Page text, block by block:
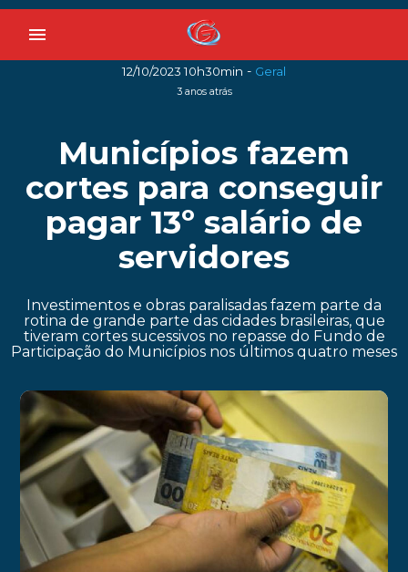
menu
12/10/2023 10h30min - Geral
3 anos atrás
Municípios fazem
cortes para conseguir
pagar 13º salário de
servidores
Investimentos e obras paralisadas fazem parte da
rotina de grande parte das cidades brasileiras, que
tiveram cortes sucessivos no repasse do Fundo de
Participação do Municípios nos últimos quatro meses